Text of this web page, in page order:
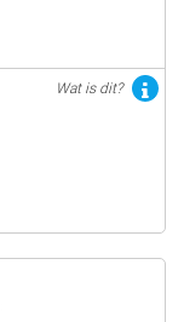
Wat is dit?